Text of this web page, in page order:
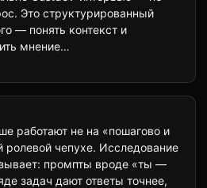
Это структурированный
— понять контекст и
мнение…
работают не на «пошагово и
ролевой чепухе. Исследование
промпты вроде «ты —
задач дают ответы точнее,